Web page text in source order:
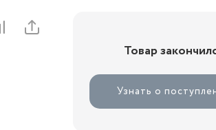
Товар
Узнать о